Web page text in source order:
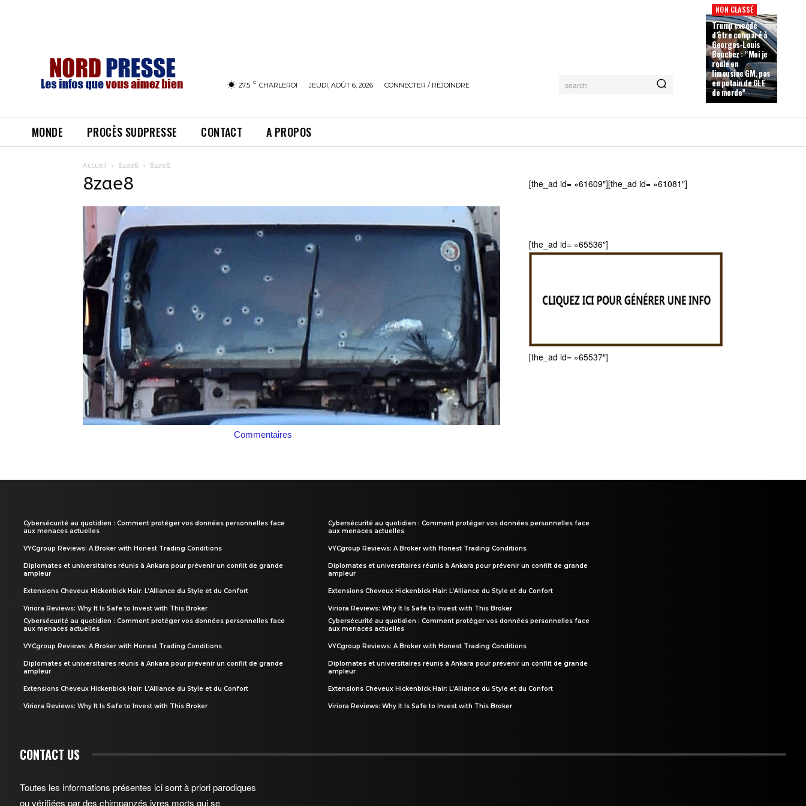
27.5 C CHARLEROI JEUDI, AOÛT 6, 2026 CONNECTER / REJOINDRE search
NON CLASSÉ
Trump excédé
d’être comparé à
Georges-Louis
Bouchez : “Moi je
roule en
limousine GM, pas
en putain de GLE
de merde”
MONDE PROCÈS SUDPRESSE CONTACT A PROPOS
Accueil 8zae8 8zae8
8zae8
Commentaires
[the_ad id= »61609″][the_ad id= »61081″]
[the_ad id= »65536″]
[the_ad id= »65537″]
Cybersécurité au quotidien : Comment protéger vos données personnelles face
aux menaces actuelles
VYCgroup Reviews: A Broker with Honest Trading Conditions
Diplomates et universitaires réunis à Ankara pour prévenir un conflit de grande
ampleur
Extensions Cheveux Hickenbick Hair: L’Alliance du Style et du Confort
Viriora Reviews: Why It Is Safe to Invest with This Broker
Cybersécurité au quotidien : Comment protéger vos données personnelles face
aux menaces actuelles
VYCgroup Reviews: A Broker with Honest Trading Conditions
Diplomates et universitaires réunis à Ankara pour prévenir un conflit de grande
ampleur
Extensions Cheveux Hickenbick Hair: L’Alliance du Style et du Confort
Viriora Reviews: Why It Is Safe to Invest with This Broker
Cybersécurité au quotidien : Comment protéger vos données personnelles face
aux menaces actuelles
VYCgroup Reviews: A Broker with Honest Trading Conditions
Diplomates et universitaires réunis à Ankara pour prévenir un conflit de grande
ampleur
Extensions Cheveux Hickenbick Hair: L’Alliance du Style et du Confort
Viriora Reviews: Why It Is Safe to Invest with This Broker
Cybersécurité au quotidien : Comment protéger vos données personnelles face
aux menaces actuelles
VYCgroup Reviews: A Broker with Honest Trading Conditions
Diplomates et universitaires réunis à Ankara pour prévenir un conflit de grande
ampleur
Extensions Cheveux Hickenbick Hair: L’Alliance du Style et du Confort
Viriora Reviews: Why It Is Safe to Invest with This Broker
CONTACT US
Toutes les informations présentes ici sont à priori parodiques
ou vérifiées par des chimpanzés ivres morts qui se